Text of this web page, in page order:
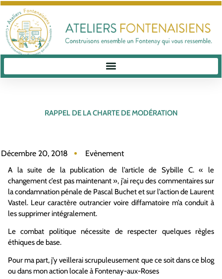
RAPPEL DE LA CHARTE DE MODÉRATION
Décembre 20, 2018 Evènement
A la suite de la publication de l’article de Sybille C. « le
changement c’est pas maintenant », j’ai reçu des commentaires sur
la condamnation pénale de Pascal Buchet et sur l’action de Laurent
Vastel. Leur caractère outrancier voire diffamatoire m’a conduit à
les supprimer intégralement.
Le combat politique nécessite de respecter quelques règles
éthiques de base.
Pour ma part, j’y veillerai scrupuleusement que ce soit dans ce blog
ou dans mon action locale à Fontenay-aux-Roses